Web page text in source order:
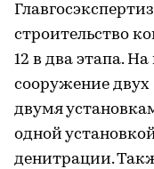
строительство
12 в два этапа.
сооружение двух
двумя
одной
денитрации.